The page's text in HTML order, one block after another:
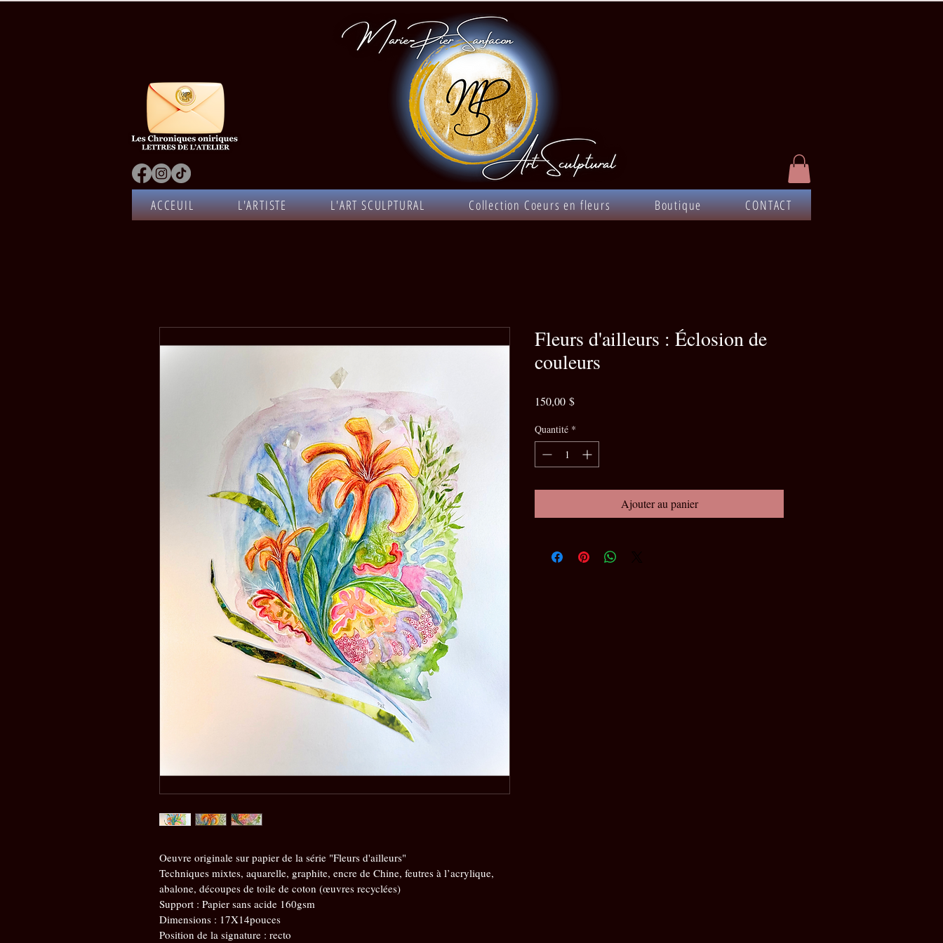
ACCEUIL L'ARTISTE L'ART SCULPTURAL Collection Coeurs en fleurs Boutique CONTACT
Oeuvre originale sur papier de la série "Fleurs d'ailleurs"
Techniques mixtes, aquarelle, graphite, encre de Chine, feutres à l’acrylique,
abalone, découpes de toile de coton (œuvres recyclées)
Support : Papier sans acide 160gsm
Dimensions : 17X14pouces
Position de la signature : recto
Fleurs d'ailleurs : Éclosion de
couleurs
150,00 $Prix
Quantité *
Ajouter au panier